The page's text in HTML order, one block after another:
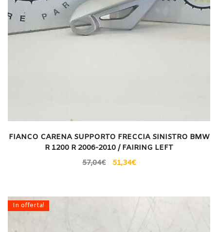
FIANCO CARENA SUPPORTO FRECCIA SINISTRO BMW
R 1200 R 2006-2010 / FAIRING LEFT
57,04€ 51,34€
In offerta!